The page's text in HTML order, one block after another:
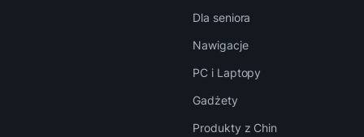
Dla seniora
Nawigacje
PC i Laptopy
Gadżety
Produkty z Chin